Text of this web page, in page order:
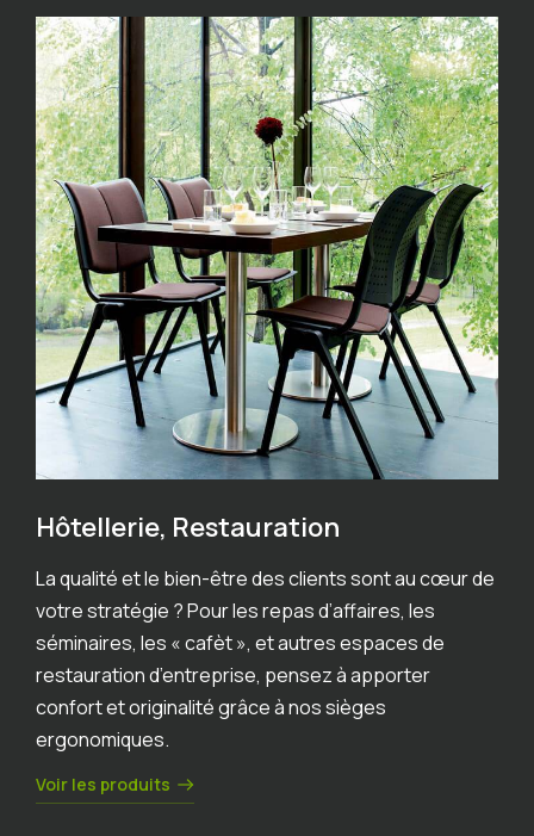
Hôtellerie, Restauration
La qualité et le bien-être des clients sont au cœur de
votre stratégie ? Pour les repas d’affaires, les
séminaires, les « cafèt », et autres espaces de
restauration d’entreprise, pensez à apporter
confort et originalité grâce à nos sièges
ergonomiques.
Voir les produits